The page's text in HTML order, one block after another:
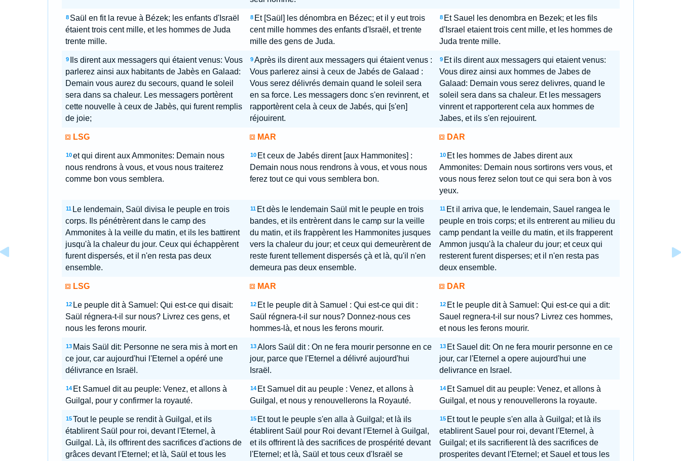
8 Saül en fit la revue à Bézek; les enfants d'Israël
étaient trois cent mille, et les hommes de Juda
trente mille.
8 Et [Saül] les dénombra en Bézec; et il y eut trois
cent mille hommes des enfants d'Israël, et trente
mille des gens de Juda.
8 Et Sauel les denombra en Bezek; et les fils
d'Israel etaient trois cent mille, et les hommes de
Juda trente mille.
9
Ils dirent aux messagers qui étaient venus: Vous
parlerez ainsi aux habitants de Jabès en Galaad:
Demain vous aurez du secours, quand le soleil
sera dans sa chaleur. Les messagers portèrent
cette nouvelle à ceux de Jabès, qui furent remplis
de joie;
9 Après ils dirent aux messagers qui étaient venus :
Vous parlerez ainsi à ceux de Jabés de Galaad :
Vous serez délivrés demain quand le soleil sera
en sa force. Les messagers donc s'en revinrent, et
rapportèrent cela à ceux de Jabés, qui [s'en]
réjouirent.
9 Et ils dirent aux messagers qui etaient venus:
Vous direz ainsi aux hommes de Jabes de
Galaad: Demain vous serez delivres, quand le
soleil sera dans sa chaleur. Et les messagers
vinrent et rapporterent cela aux hommes de
Jabes, et ils s'en rejouirent.
LSG MAR DAR
10 et qui dirent aux Ammonites: Demain nous
nous rendrons à vous, et vous nous traiterez
comme bon vous semblera.
10 Et ceux de Jabés dirent [aux Hammonites] :
Demain nous nous rendrons à vous, et vous nous
ferez tout ce qui vous semblera bon.
10 Et les hommes de Jabes dirent aux
Ammonites: Demain nous sortirons vers vous, et
vous nous ferez selon tout ce qui sera bon à vos
yeux.
11 Le lendemain, Saül divisa le peuple en trois
corps. Ils pénétrèrent dans le camp des
Ammonites à la veille du matin, et ils les battirent
jusqu'à la chaleur du jour. Ceux qui échappèrent
furent dispersés, et il n'en resta pas deux
ensemble.
11 Et dès le lendemain Saül mit le peuple en trois
bandes, et ils entrèrent dans le camp sur la veille
du matin, et ils frappèrent les Hammonites jusques
vers la chaleur du jour; et ceux qui demeurèrent de
reste furent tellement dispersés çà et là, qu'il n'en
demeura pas deux ensemble.
11 Et il arriva que, le lendemain, Sauel rangea le
peuple en trois corps; et ils entrerent au milieu du
camp pendant la veille du matin, et ils frapperent
Ammon jusqu'à la chaleur du jour; et ceux qui
resterent furent disperses; et il n'en resta pas
deux ensemble.
LSG MAR DAR
12 Le peuple dit à Samuel: Qui est-ce qui disait:
Saül régnera-t-il sur nous? Livrez ces gens, et
nous les ferons mourir.
12 Et le peuple dit à Samuel : Qui est-ce qui dit :
Saül régnera-t-il sur nous? Donnez-nous ces
hommes-là, et nous les ferons mourir.
12 Et le peuple dit à Samuel: Qui est-ce qui a dit:
Sauel regnera-t-il sur nous? Livrez ces hommes,
et nous les ferons mourir.
13 Mais Saül dit: Personne ne sera mis à mort en
ce jour, car aujourd'hui l'Eternel a opéré une
délivrance en Israël.
13 Alors Saül dit : On ne fera mourir personne en ce
jour, parce que l'Eternel a délivré aujourd'hui
Israël.
13 Et Sauel dit: On ne fera mourir personne en ce
jour, car l'Eternel a opere aujourd'hui une
delivrance en Israel.
14 Et Samuel dit au peuple: Venez, et allons à
Guilgal, pour y confirmer la royauté.
14 Et Samuel dit au peuple : Venez, et allons à
Guilgal, et nous y renouvellerons la Royauté.
14 Et Samuel dit au peuple: Venez, et allons à
Guilgal, et nous y renouvellerons la royaute.
15 Tout le peuple se rendit à Guilgal, et ils
établirent Saül pour roi, devant l'Eternel, à
Guilgal. Là, ils offrirent des sacrifices d'actions de
grâces devant l'Eternel; et là, Saül et tous les
15 Et tout le peuple s'en alla à Guilgal; et là ils
établirent Saül pour Roi devant l'Eternel à Guilgal,
et ils offrirent là des sacrifices de prospérité devant
l'Eternel; et là, Saül et tous ceux d'Israël se
15 Et tout le peuple s'en alla à Guilgal; et là ils
etablirent Sauel pour roi, devant l'Eternel, à
Guilgal; et ils sacrifierent là des sacrifices de
prosperites devant l'Eternel; et Sauel et tous les